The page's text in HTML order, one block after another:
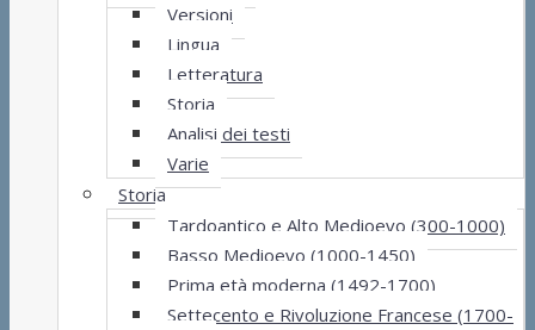
Versioni
Lingua
Letteratura
Storia
Analisi dei testi
Varie
Storia
Tardoantico e Alto Medioevo (300-1000)
Basso Medioevo (1000-1450)
Prima età moderna (1492-1700)
Settecento e Rivoluzione Francese (1700-